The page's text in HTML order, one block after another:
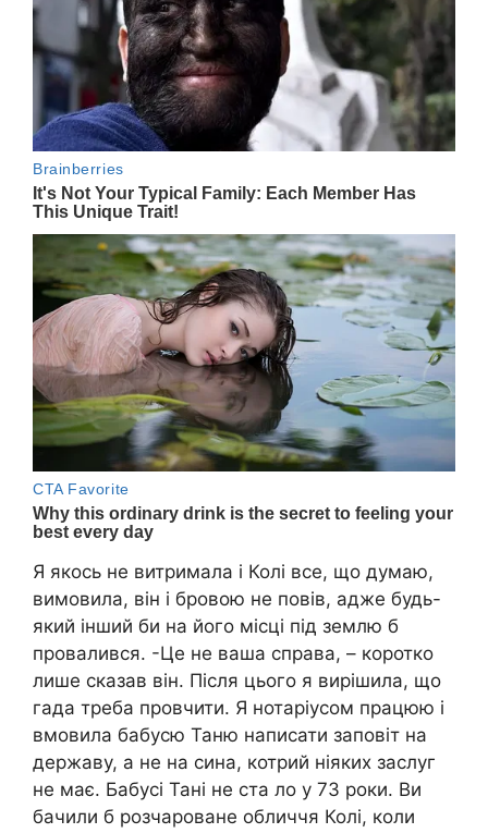
Я якось не витримала і Колі все, що думаю,
вимовила, він і бровою не повів, адже будь-
який інший би на його місці під землю б
провалився. -Це не ваша справа, – коротко
лише сказав він. Після цього я вирішила, що
гада треба провчити. Я нотаріусом працюю і
вмовила бабусю Таню написати заповіт на
державу, а не на сина, котрий ніяких заслуг
не має. Бабусі Тані не ста ло у 73 роки. Ви
бачили б розчароване обличчя Колі, коли